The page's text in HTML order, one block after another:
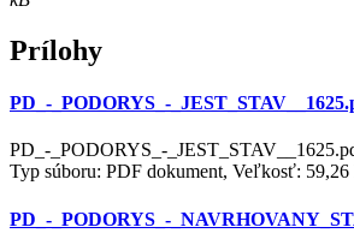
Prílohy
PD_-_PODORYS_-
PD_-_PODORYS_-
Typ súboru: PDF dokument, Veľkosť: 59,26
PD_-_PODORYS_-